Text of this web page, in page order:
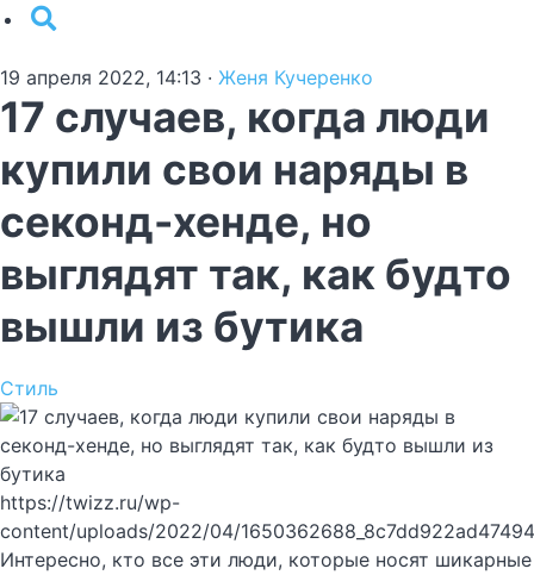
19 апреля 2022, 14:13 · Женя Кучеренко
17 случаев, когда люди
купили свои наряды в
секонд-хенде, но
выглядят так, как будто
вышли из бутика
Стиль
https://twizz.ru/wp-
content/uploads/2022/04/
Интересно, кто все эти люди, которые носят шикарные